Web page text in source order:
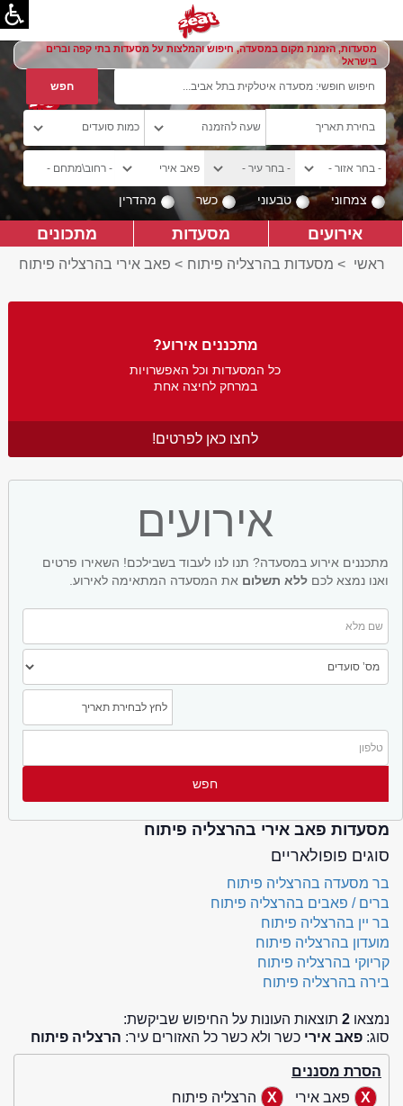
מסעדות, הזמנת מקום במסעדה, חיפוש והמלצות על מסעדות בתי קפה וברים
בישראל
צמחוני טבעוני כשר מהדרין
אירועים מסעדות מתכונים
ראשי > מסעדות בהרצליה פיתוח > פאב אירי בהרצליה פיתוח
מתכננים אירוע?
כל המסעדות וכל האפשרויות
במרחק לחיצה אחת
לחצו כאן לפרטים!
אירועים
מתכננים אירוע במסעדה? תנו לנו לעבוד בשבילכם! השאירו פרטים
ואנו נמצא לכם ללא תשלום את המסעדה המתאימה לאירוע.
מסעדות פאב אירי בהרצליה פיתוח
סוגים פופולאריים
בר מסעדה בהרצליה פיתוח
ברים / פאבים בהרצליה פיתוח
בר יין בהרצליה פיתוח
מועדון בהרצליה פיתוח
קריוקי בהרצליה פיתוח
בירה בהרצליה פיתוח
נמצאו 2 תוצאות העונות על החיפוש שביקשת:
סוג: פאב אירי כשר ולא כשר כל האזורים עיר: הרצליה פיתוח
הסרת מסננים
פאב אירי
הרצליה פיתוח